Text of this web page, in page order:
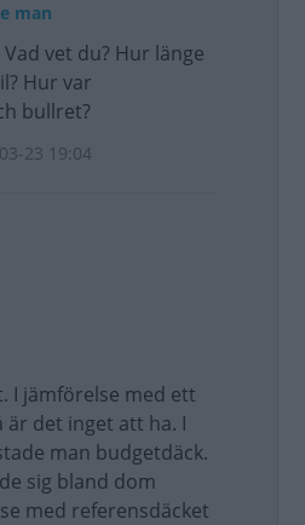
man
vet du? Hur länge
Hur var
bullret?
23 19:04
I jämförelse med ett
är det inget att ha. I
man budgetdäck.
sig bland dom
med referensdäcket